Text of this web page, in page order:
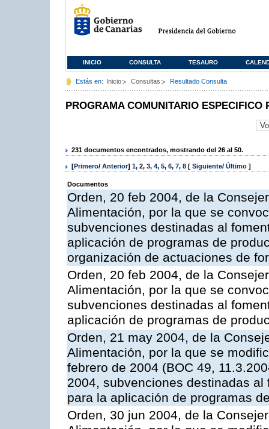
INICIO CONSULTA TESAURO
Estás en: Inicio Consultas Resultado Consulta
PROGRAMA COMUNITARIO ESPECIFICO
231 documentos encontrados, mostrando del 26 al 50.
[Primero/ Anterior] 1, 2, 3, 4, 5, 6, 7, 8 [ Siguiente/ Último ]
Documentos
Orden, 20 feb 2004, de la
Alimentación, por la que se
subvenciones destinadas al
aplicación de programas de
organización de actuaciones de
Orden, 20 feb 2004, de la
Alimentación, por la que se
subvenciones destinadas al
aplicación de programas de
Orden, 21 may 2004, de la
Alimentación, por la que se
febrero de 2004 (BOC 49,
2004, subvenciones destinadas
para la aplicación de programas
Orden, 30 jun 2004, de la